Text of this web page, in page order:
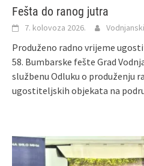
Fešta do ranog jutra
7. kolovoza 2026.
Produženo radno vrijeme
58. Bumbarske fešte Grad
službenu Odluku o produženju
ugostiteljskih objekata na